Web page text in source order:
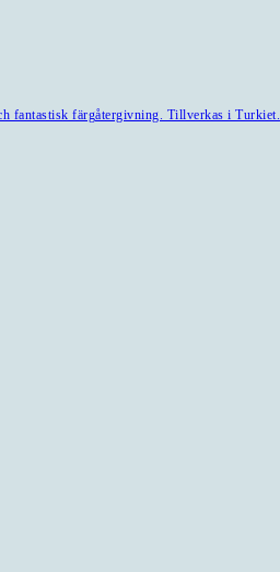
fantastisk färgåtergivning. Tillverkas i Turkiet.